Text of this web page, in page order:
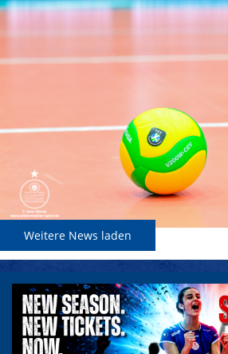
Weitere News laden